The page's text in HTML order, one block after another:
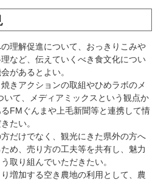
理解促進について、おっきりこみや
など、伝えていくべき食文化につい
があるとよい。
きアクションの取組やひめラボのメ
いて、メディアミックスという観点か
FMぐんまや上毛新聞等と連携して情
たい。
だけでなく、観光にきた県外の方へ
め、売り方の工夫等を共有し、魅力
取り組んでいただきたい。
増加する空き農地の利用として、農